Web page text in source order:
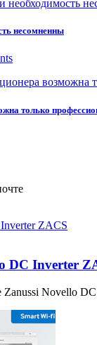
несомненны
только
DC Inverter
Novello